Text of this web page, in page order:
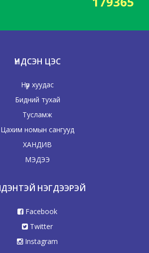
ҮНДСЭН ЦЭС
Нүүр хуудас
Бидний тухай
Тусламж
Цахим номын сангууд
ХАНДИВ
МЭДЭЭ
НЭГДЭЭРЭЙ
Facebook
Twitter
Instagram